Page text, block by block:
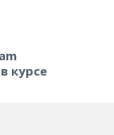
курсе